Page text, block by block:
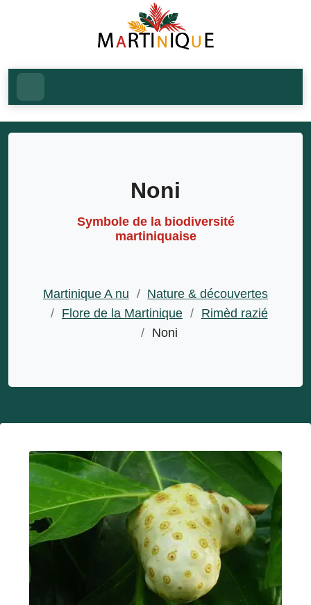
Noni
Symbole de la biodiversité
martiniquaise
Martinique A nu / Nature & découvertes
/ Flore de la Martinique /
Rimèd razié
/ Noni